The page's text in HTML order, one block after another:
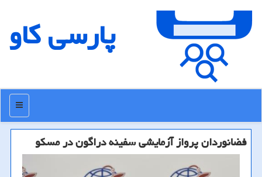
پارسی كاو
منو
فضانوردان پرواز آزمایشی سفینه دراگون در مسكو